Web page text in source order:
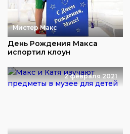
Мистер Макс
День Рождения Макса
испортил клоун
2 февраля 2021